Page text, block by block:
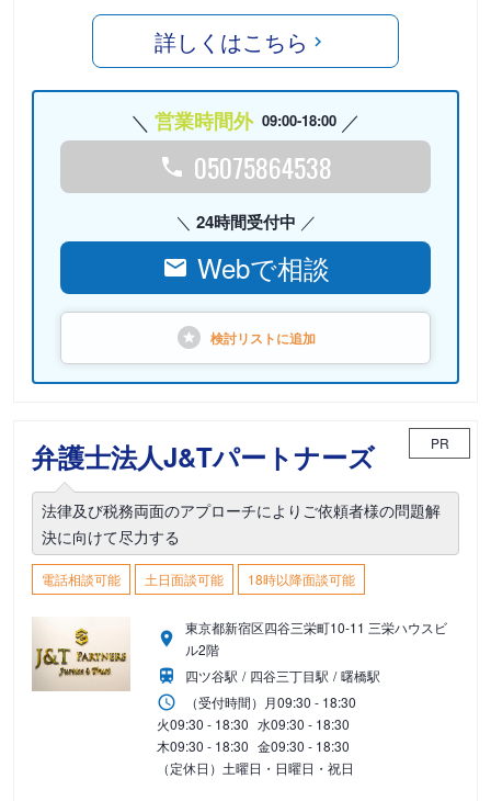
詳しくはこちら
営業時間外 09:00-18:00
05075864538
24時間受付中
Webで相談
検討リストに追加
弁護士法人J&Tパートナーズ PR
法律及び税務両面のアプローチによりご依頼者様の問題解
決に向けて尽力する
電話相談可能 土日面談可能 18時以降面談可能
東京都新宿区四谷三栄町10-11 三栄ハウスビ
ル2階
四ツ谷駅
四谷三丁目駅
曙橋駅
（受付時間） 月09:30 - 18:30
火09:30 - 18:30 水09:30 - 18:30
木09:30 - 18:30 金09:30 - 18:30
（定休日）土曜日・日曜日・祝日